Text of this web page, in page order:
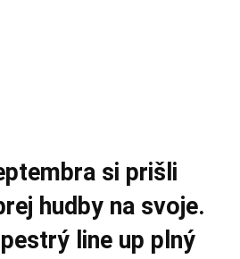
si prišli
hudby na svoje.
line up plný